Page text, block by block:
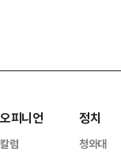
오피니언
칼럼
정치
청와대